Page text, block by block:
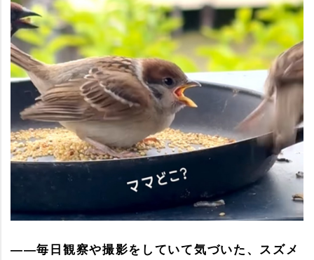
――毎日観察や撮影をしていて気づいた、スズメ